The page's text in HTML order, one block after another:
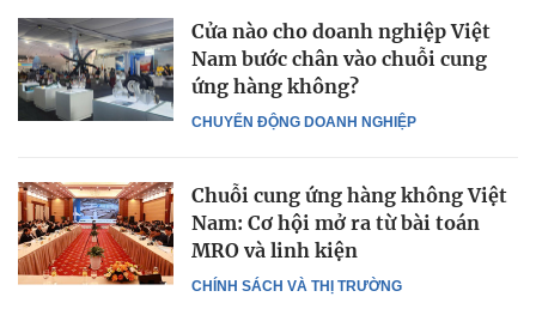
CHUYỂN ĐỘNG DOANH NGHIỆP
Cửa nào cho doanh nghiệp Việt
Nam bước chân vào chuỗi cung
ứng hàng không?
CHÍNH SÁCH VÀ THỊ TRƯỜNG
Chuỗi cung ứng hàng không Việt
Nam: Cơ hội mở ra từ bài toán
MRO và linh kiện